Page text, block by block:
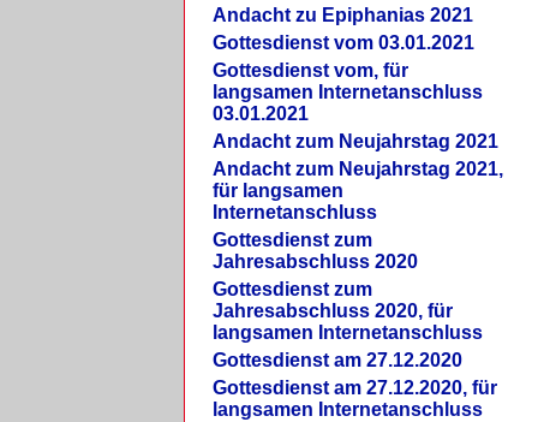
Andacht zu Epiphanias 2021
Gottesdienst vom 03.01.2021
Gottesdienst vom, für
langsamen Internetanschluss
03.01.2021
Andacht zum Neujahrstag 2021
Andacht zum Neujahrstag 2021,
für langsamen
Internetanschluss
Gottesdienst zum
Jahresabschluss 2020
Gottesdienst zum
Jahresabschluss 2020, für
langsamen Internetanschluss
Gottesdienst am 27.12.2020
Gottesdienst am 27.12.2020, für
langsamen Internetanschluss